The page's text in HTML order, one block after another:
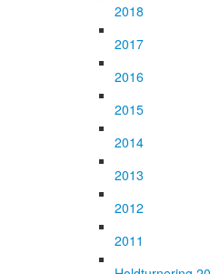
2018
2017
2016
2015
2014
2013
2012
2011